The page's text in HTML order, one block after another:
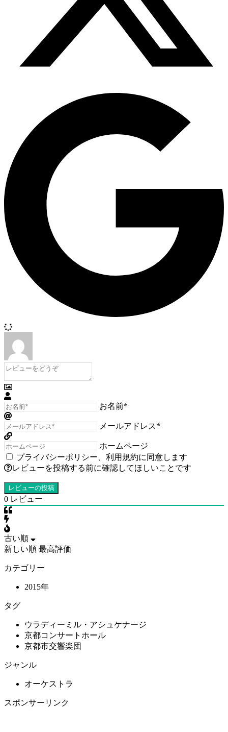
お名前*
メールアドレス*
ホームページ
プライバシーポリシー
利用規約に同意します
レビューを投稿する前に確認してほしいことです
0 レビュー
古い順
新しい順 最高評価
カテゴリー
2015年
タグ
ウラディーミル・アシュケナージ
京都コンサートホール
京都市交響楽団
ジャンル
オーケストラ
スポンサーリンク